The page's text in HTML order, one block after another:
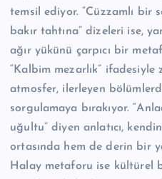
temsil ediyor. “Cüzzamlı bir
bakır tahtına” dizeleri ise,
ağır yükünü çarpıcı bir
“Kalbim mezarlık” ifadesiyle
atmosfer, ilerleyen
sorgulamaya bırakıyor.
uğultu” diyen anlatıcı,
ortasında hem de derin bir
Halay metaforu ise kültürel